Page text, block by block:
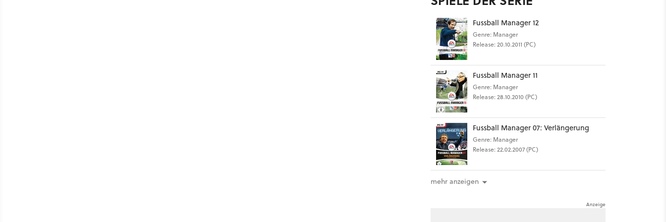
Fussball Manager 12
Genre: Manager
Release: 20.10.2011 (PC)
Fussball Manager 11
Genre: Manager
Release: 28.10.2010 (PC)
Fussball Manager 07: Verlängerung
Genre: Manager
Release: 22.02.2007 (PC)
mehr anzeigen